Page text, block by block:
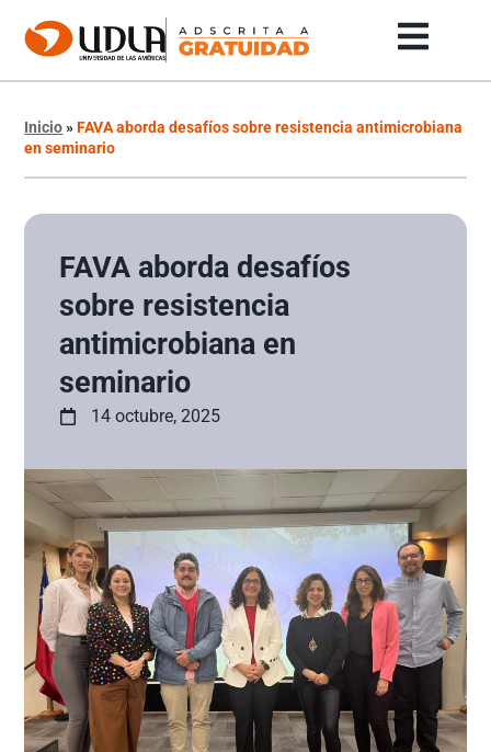
Inicio»FAVA aborda desafíos sobre resistencia antimicrobiana
en seminario
FAVA aborda desafíos
sobre resistencia
antimicrobiana en
seminario
14 octubre, 2025